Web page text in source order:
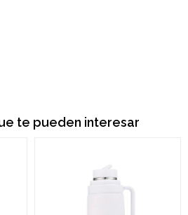
te pueden interesar